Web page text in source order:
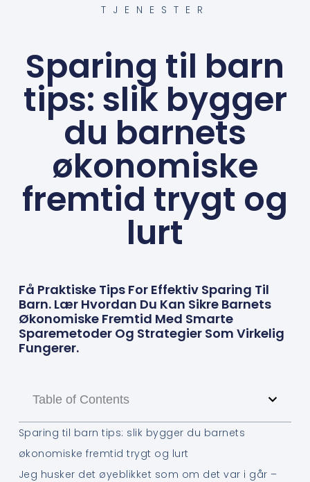
TJENESTER
Sparing til barn
tips: slik bygger
du barnets
økonomiske
fremtid trygt og
lurt
Få Praktiske Tips For Effektiv Sparing Til
Barn. Lær Hvordan Du Kan Sikre Barnets
Økonomiske Fremtid Med Smarte
Sparemetoder Og Strategier Som Virkelig
Fungerer.
Table of Contents
Sparing til barn tips: slik bygger du barnets
økonomiske fremtid trygt og lurt
Jeg husker det øyeblikket som om det var i går –